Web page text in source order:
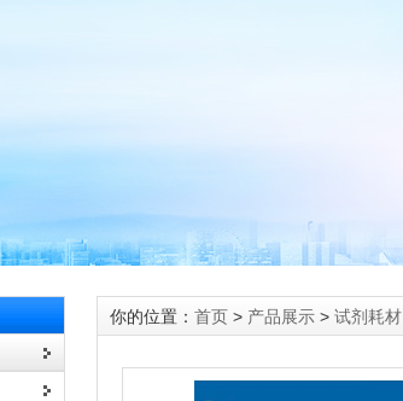
你的位置： 首页 > 产品展示 > 试剂耗材